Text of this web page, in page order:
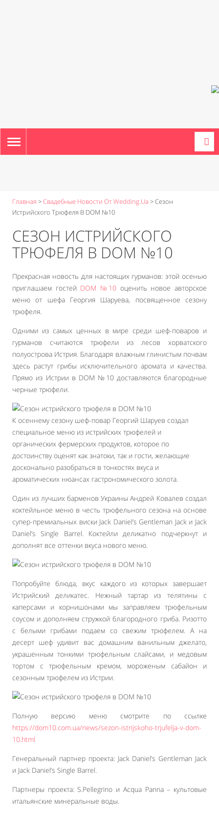
TOGGLE
NAVIGATION
Главная >Свадебные Новости От Wedding.ua >Сезон
Истрийского Трюфеля В DOM №10
СЕЗОН ИСТРИЙСКОГО
ТРЮФЕЛЯ В DOM №10
Прекрасная новость для настоящих гурманов: этой осенью
приглашаем гостей DOM №10 оценить новое авторское
меню от шефа Георгия Шаруева, посвященное сезону
трюфеля.
Одними из самых ценных в мире среди шеф-поваров и
гурманов считаются трюфели из лесов хорватского
полуострова Истрия. Благодаря влажным глинистым почвам
здесь растут грибы исключительного аромата и качества.
Прямо из Истрии в DOM №10 доставляются благородные
черные трюфели.
К осеннему сезону шеф-повар Георгий Шаруев создал
специальное меню из истрийских трюфелей и
органических фермерских продуктов, которое по
достоинству оценят как знатоки, так и гости, желающие
досконально разобраться в тонкостях вкуса и
ароматических нюансах гастрономического золота.
Один из лучших барменов Украины Андрей Ковалев создал
коктейльное меню в честь трюфельного сезона на основе
супер-премиальных виски Jack Daniel’s Gentleman Jack и Jack
Daniel’s Single Barrel. Коктейли деликатно подчеркнут и
дополнят все оттенки вкуса нового меню.
Попробуйте блюда, вкус каждого из которых завершает
Истрийский деликатес. Нежный тартар из телятины с
каперсами и корнишонами мы заправляем трюфельным
соусом и дополняем стружкой благородного гриба. Ризотто
с белыми грибами подаем со свежим трюфелем. А на
десерт шеф удивит вас домашним ванильным джелато,
украшенным тонкими трюфельным слайсами, и медовым
тортом с трюфельным кремом, мороженым сабайон и
сезонным трюфелем из Истрии.
Полную версию меню смотрите по ссылке
https://dom10.com.ua/news/sezon-istrijskoho-trjufelja-v-dom-
10.html
Генеральный партнер проекта: Jack Daniel’s Gentleman Jack
и Jack Daniel’s Single Barrel.
Партнеры проекта: S.Pellegrino и Acqua Panna – культовые
итальянские минеральные воды.